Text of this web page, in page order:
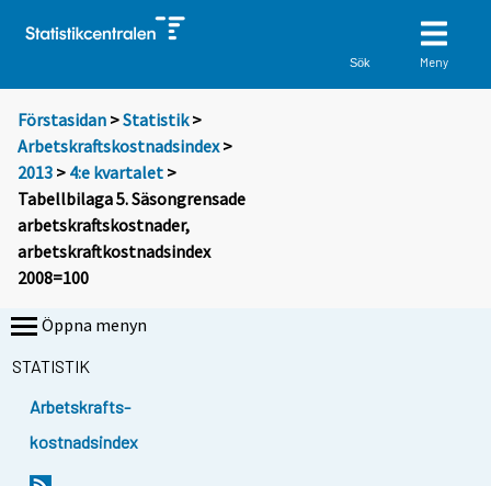
Sök Meny
Förstasidan >Statistik >
Arbetskraftskostnadsindex>
2013 > 4:e kvartalet >
Tabellbilaga 5. Säsongrensade
arbetskraftskostnader,
arbetskraftkostnadsindex
2008=100
Öppna menyn
STATISTIK
Arbetskrafts-
kostnadsindex